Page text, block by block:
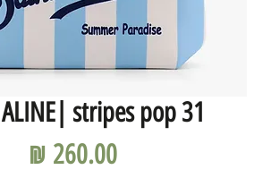
stripes pop 31